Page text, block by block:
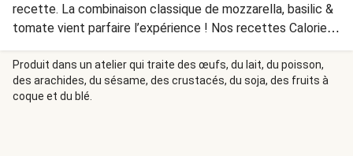
recette. La combinaison classique de mozzarella, basilic &
tomate vient parfaire l’expérience ! Nos recettes Calorie
Smart contiennent plus de 270 g de légumes et moins de
700 calories.
Produit dans un atelier qui traite des œufs, du lait, du poisson,
des arachides, du sésame, des crustacés, du soja, des fruits à
coque et du blé.